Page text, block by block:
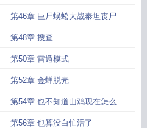
第46章 巨尸蜈蚣大战泰坦丧尸
第48章 搜查
第50章 雷遁模式
第52章 金蝉脱壳
第54章 也不知道山鸡现在怎么样
了
第56章 也算没白忙活了